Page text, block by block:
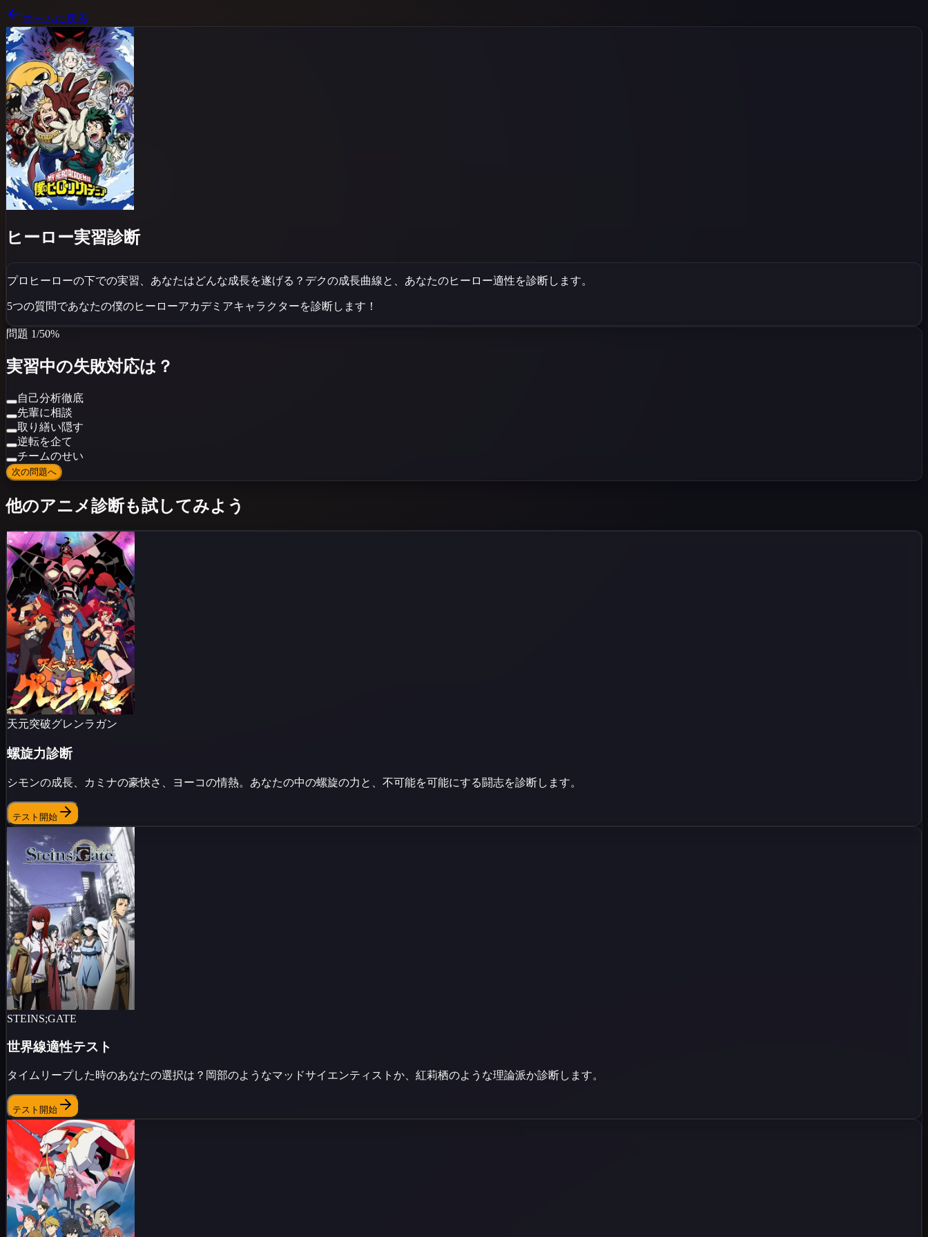
ホームに戻る
ヒーロー実習診断
プロヒーローの下での実習、あなたはどんな成長を遂げる？デクの成長曲線と、あなたのヒーロー適性を診断します。
5つの質問であなたの僕のヒーローアカデミアキャラクターを診断します！
問題 1/50%
実習中の失敗対応は？
自己分析徹底
先輩に相談
取り繕い隠す
逆転を企て
チームのせい
次の問題へ
他のアニメ診断も試してみよう
天元突破グレンラガン
螺旋力診断
シモンの成長、カミナの豪快さ、ヨーコの情熱。あなたの中の螺旋の力と、不可能を可能にする闘志を診断します。
テスト開始
STEINS;GATE
世界線適性テスト
タイムリープした時のあなたの選択は？岡部のようなマッドサイエンティストか、紅莉栖のような理論派か診断します。
テスト開始